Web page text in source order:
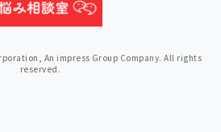
An impress Group Company. All rights
reserved.